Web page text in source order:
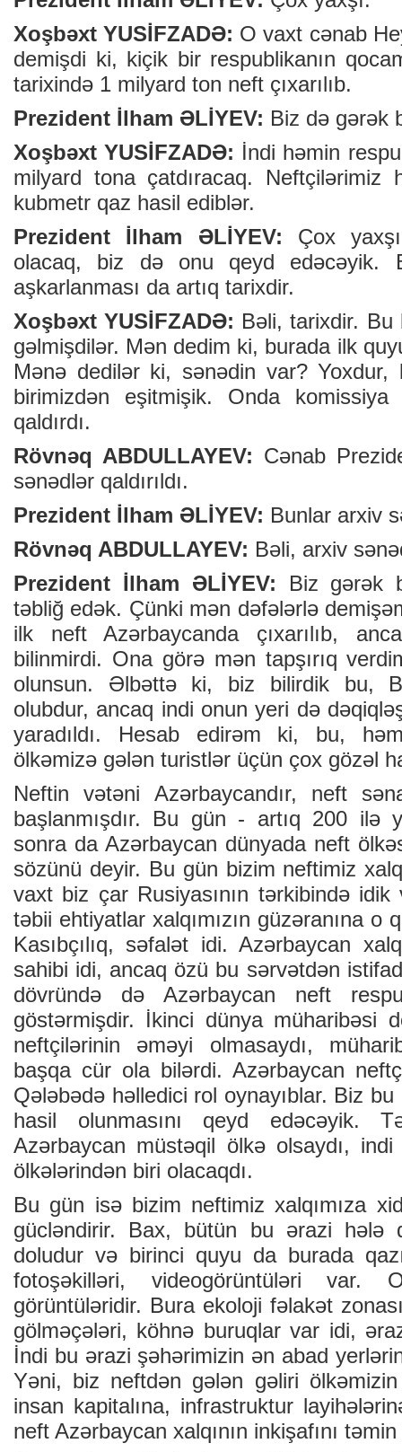
Xoşbəxt YUSİFZADƏ: O vaxt cənab
demişdi ki, kiçik bir respublikanın
tarixində 1 milyard ton neft çıxarılıb.
Prezident İlham ƏLİYEV: Biz də gərək
Xoşbəxt YUSİFZADƏ: İndi həmin
milyard tona çatdıracaq. Neftçilərimiz
kubmetr qaz hasil ediblər.
Prezident İlham ƏLİYEV: Çox
olacaq, biz də onu qeyd edəcəyik.
aşkarlanması da artıq tarixdir.
Xoşbəxt YUSİFZADƏ: Bəli, tarixdir. Bu
gəlmişdilər. Mən dedim ki, burada ilk
Mənə dedilər ki, sənədin var? Yoxdur,
birimizdən eşitmişik. Onda komissiya
qaldırdı.
Rövnəq ABDULLAYEV: Cənab
sənədlər qaldırıldı.
Prezident İlham ƏLİYEV: Bunlar arxiv
Rövnəq ABDULLAYEV: Bəli, arxiv
Prezident İlham ƏLİYEV: Biz gərək
təbliğ edək. Çünki mən dəfələrlə
ilk neft Azərbaycanda çıxarılıb,
bilinmirdi. Ona görə mən tapşırıq
olunsun. Əlbəttə ki, biz bilirdik bu,
olubdur, ancaq indi onun yeri də
yaradıldı. Hesab edirəm ki, bu,
ölkəmizə gələn turistlər üçün çox gözəl
Neftin vətəni Azərbaycandır, neft
başlanmışdır. Bu gün - artıq 200 ilə
sonra da Azərbaycan dünyada neft
sözünü deyir. Bu gün bizim neftimiz
vaxt biz çar Rusiyasının tərkibində idik
təbii ehtiyatlar xalqımızın güzəranına o
Kasıbçılıq, səfalət idi. Azərbaycan
sahibi idi, ancaq özü bu sərvətdən
dövründə də Azərbaycan neft
göstərmişdir. İkinci dünya müharibəsi
neftçilərinin əməyi olmasaydı,
başqa cür ola bilərdi. Azərbaycan
Qələbədə həlledici rol oynayıblar. Biz
hasil olunmasını qeyd edəcəyik.
Azərbaycan müstəqil ölkə olsaydı,
ölkələrindən biri olacaqdı.
Bu gün isə bizim neftimiz xalqımıza
gücləndirir. Bax, bütün bu ərazi hələ
doludur və birinci quyu da burada
fotoşəkilləri, videogörüntüləri var.
görüntüləridir. Bura ekoloji fəlakət
gölməçələri, köhnə buruqlar var idi,
İndi bu ərazi şəhərimizin ən abad
Yəni, biz neftdən gələn gəliri ölkəmizin
insan kapitalına, infrastruktur
neft Azərbaycan xalqının inkişafını